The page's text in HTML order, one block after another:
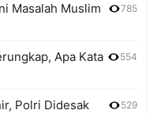
Masalah Muslim
785
Apa Kata
554
Polri Didesak
529